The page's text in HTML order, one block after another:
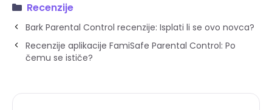
Recenzije
Bark Parental Control recenzije: Isplati li se ovo novca?
Recenzije aplikacije FamiSafe Parental Control: Po
čemu se ističe?